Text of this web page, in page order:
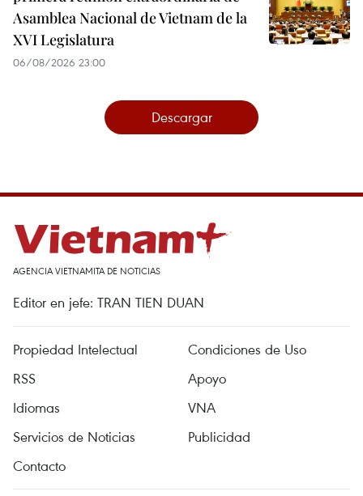
Asamblea Nacional de Vietnam de la
XVI Legislatura
06/08/2026 23:00
Descargar
AGENCIA VIETNAMITA DE NOTICIAS
Editor en jefe: TRAN TIEN DUAN
Propiedad Intelectual
Condiciones de Uso
RSS
Apoyo
Idiomas
VNA
Servicios de Noticias
Publicidad
Contacto